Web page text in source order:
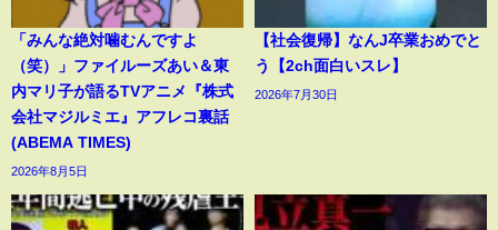
「みんな絶対噛むんですよ
（笑）」ファイルーズあい＆東
内マリ子が語るTVアニメ『株式
会社マジルミエ』アフレコ裏話
(ABEMA TIMES)
2026年8月5日
【社会復帰】なんJ卒業おめでと
う【2ch面白いスレ】
2026年7月30日